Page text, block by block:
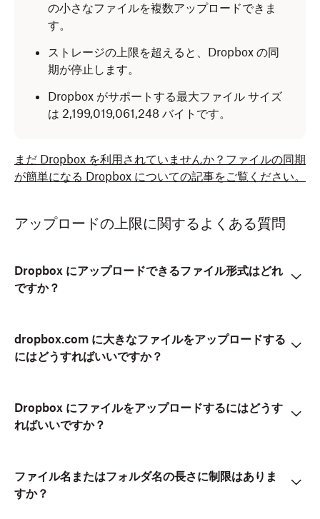
の小さなファイルを複数アップロードできま
す。
ストレージの上限を超えると、Dropbox の同
期が停止します。
Dropbox がサポートする最大ファイル サイズ
は 2,199,019,061,248 バイトです。
まだ Dropbox を利用されていませんか？ファイルの同期
が簡単になる Dropbox についての記事をご覧ください。
アップロードの上限に関するよくある質問
Dropbox にアップロードできるファイル形式はどれ
ですか？
dropbox.com に大きなファイルをアップロードする
にはどうすればいいですか？
Dropbox にファイルをアップロードするにはどうす
ればいいですか？
ファイル名またはフォルダ名の長さに制限はありま
すか？